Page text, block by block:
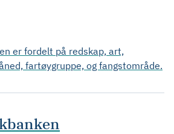
er fordelt på redskap, art,
fartøygruppe, og fangstområde.